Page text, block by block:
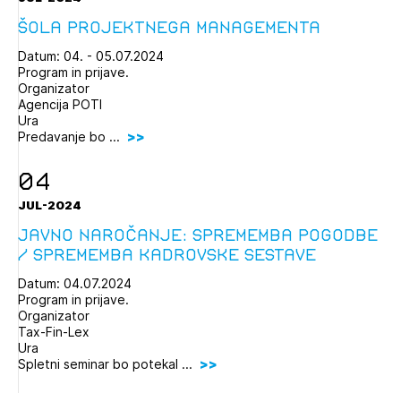
Šola projektnega managementa
Datum: 04. - 05.07.2024
Program in prijave.
Organizator
Agencija POTI
Ura
Predavanje bo ...
04
JUL-2024
Javno naročanje: Sprememba pogodbe
/ sprememba kadrovske sestave
Datum: 04.07.2024
Program in prijave.
Organizator
Tax-Fin-Lex
Ura
Spletni seminar bo potekal ...